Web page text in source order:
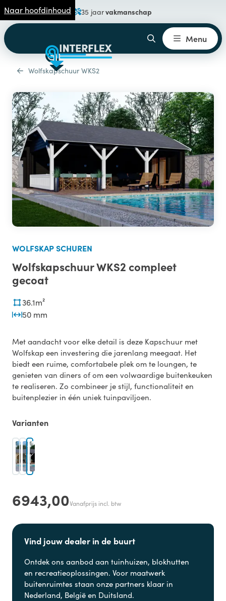
Naar hoofdinhoud 35 jaarvakmanschap
Menu
Wolfskapschuur WKS2
WOLFSKAP SCHUREN
Wolfskapschuur WKS2 compleet
gecoat
36.1m²
50 mm
Met aandacht voor elke detail is deze Kapschuur met
Wolfskap een investering die jarenlang meegaat. Het
biedt een ruime, comfortabele plek om te loungen, te
genieten van diners of om een volwaardige buitenkeuken
te realiseren. Zo combineer je stijl, functionaliteit en
buitenplezier in één uniek tuinpaviljoen.
Varianten
6943,00Vanafprijs incl. btw
Vind jouw dealer in de buurt
Ontdek ons aanbod aan tuinhuizen, blokhutten
en recreatieoplossingen. Voor maatwerk
buitenruimtes staan onze partners klaar in
Nederland, België en Duitsland.